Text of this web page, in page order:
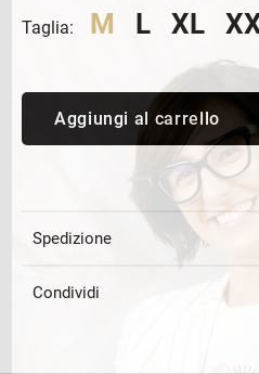
Taglia: M L XL
Aggiungi al carrello
Spedizione
Condividi